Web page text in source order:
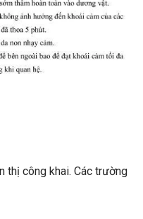
thị công khai. Các trường